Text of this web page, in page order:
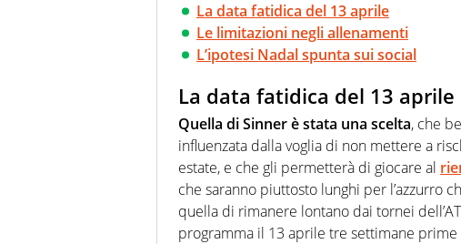
La data fatidica del 13 aprile
Le limitazioni negli allenamenti
L’ipotesi Nadal spunta sui social
La data fatidica del 13 aprile
Quella di Sinner è stata una scelta, che
influenzata dalla voglia di non mettere a
estate, e che gli permetterà di giocare al
che saranno piuttosto lunghi per l’azzurro
quella di rimanere lontano dai tornei
programma il 13 aprile tre settimane